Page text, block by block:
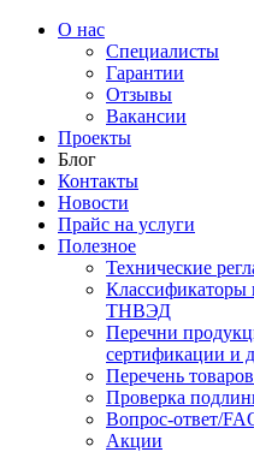
О нас
Специалисты
Гарантии
Отзывы
Вакансии
Проекты
Блог
Контакты
Новости
Прайс на услуги
Полезное
Технические
ТНВЭД
Перечни
сертификации и
Перечень
Проверка
Вопрос-ответ/
Акции